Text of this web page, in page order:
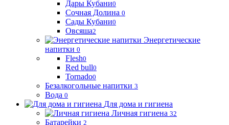
Дары Кубани0
Сочная Долина 0
Сады Кубани0
Овсяша2
Энергетические
напитки 0
Flesh0
Red bull0
Tornado0
Безалкогольные напитки 3
Вода 0
Для дома и гигиена
Личная гигиена 32
Батарейки 2